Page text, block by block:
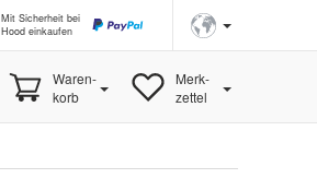
Mit Sicherheit bei
Hood einkaufen
Waren-
korb
Merk-
zettel